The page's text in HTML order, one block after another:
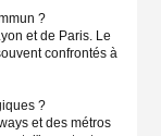
?
et de Paris. Le
confrontés à
?
et des métros